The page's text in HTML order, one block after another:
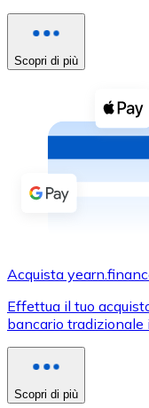
Acquista
Bonifico SEPA
Aggiungi fondi
Carta di credito
Usa le carte
Acquista con
Negozio - Carte
Nuovo
Scopri di più
Acquista
Effettua il tuo
bancario tradizionale
Scopri di più